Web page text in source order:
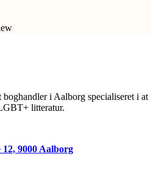
i Aalborg specialiseret i at
litteratur.
9000 Aalborg